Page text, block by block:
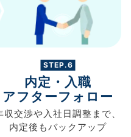
STEP.6
内定・入職
アフターフォロー
収交渉や入社日調整まで、
内定後もバックアップ